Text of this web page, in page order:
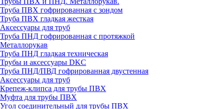
Труба ПВХ гофрированная с зондом
Труба ПВХ гладкая жесткая
Аксессуары для труб
Труба ПНД гофрированная с протяжкой
Металлорукав
Труба ПНД гладкая техническая
Трубы и аксессуары DKC
Труба ПНД/ПВД гофрированная двустенная
Аксессуары для труб
Крепеж-клипса для трубы ПВХ
Муфта для трубы ПВХ
Угол соединительный для трубы ПВХ